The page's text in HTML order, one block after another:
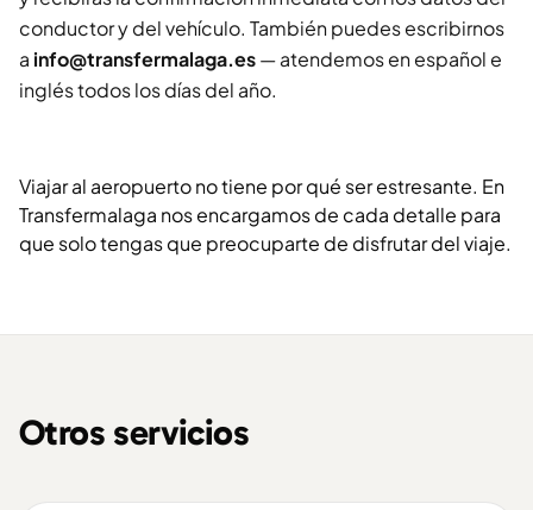
conductor y del vehículo. También puedes escribirnos
a info@transfermalaga.es— atendemos en español e
inglés todos los días del año.
Viajar al aeropuerto no tiene por qué ser estresante. En
Transfermalaga nos encargamos de cada detalle para
que solo tengas que preocuparte de disfrutar del viaje.
Otros servicios